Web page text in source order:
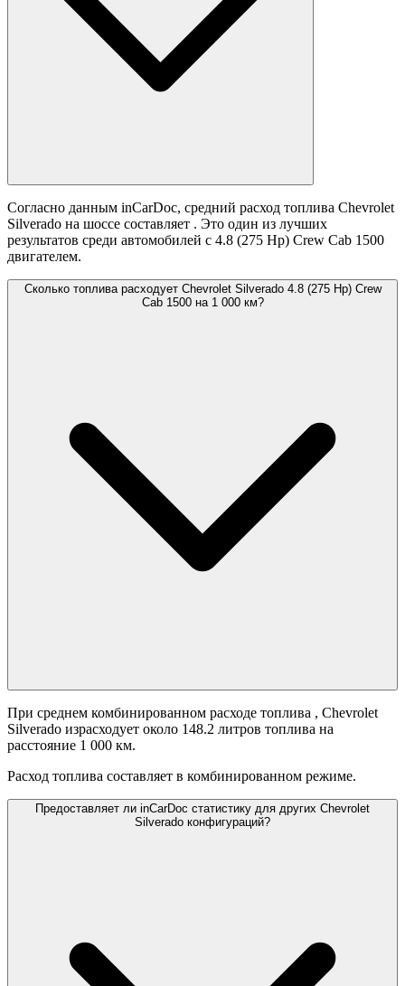
Согласно данным inCarDoc, средний расход топлива Chevrolet
Silverado на шоссе составляет . Это один из лучших
результатов среди автомобилей с 4.8 (275 Hp) Crew Cab 1500
двигателем.
Сколько топлива расходует Chevrolet Silverado 4.8 (275 Hp) Crew
Cab 1500 на 1 000 км?
При среднем комбинированном расходе топлива , Chevrolet
Silverado израсходует около 148.2 литров топлива на
расстояние 1 000 км.
Расход топлива составляет в комбинированном режиме.
Предоставляет ли inCarDoc статистику для других Chevrolet
Silverado конфигураций?